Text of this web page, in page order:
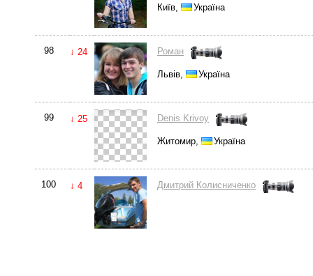
Київ, Україна
98 ↓ 24 Роман
Львів, Україна
99 ↓ 25 Denis Krivoy
Житомир, Україна
100 ↓ 4 Дмитрий Колисниченко